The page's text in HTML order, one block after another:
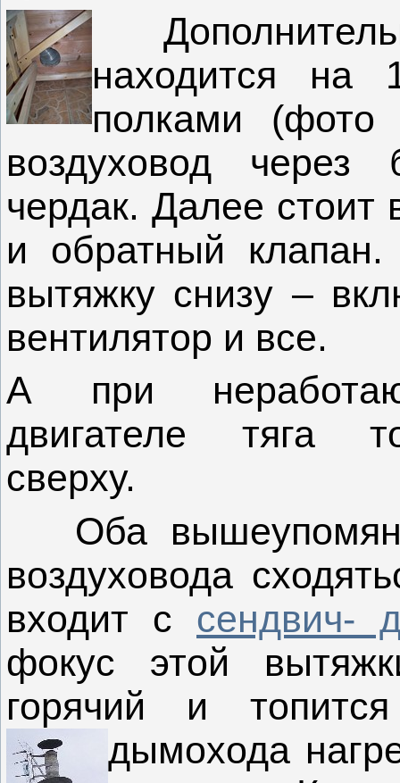
находится
полками
воздуховод
чердак. Далее стоит
и обратный клапан.
вытяжку снизу –
вентилятор и все.
А при
двигателе тяга
сверху.
Оба
воздуховода
входит с сендвич-
фокус этой
горячий и
дымохода